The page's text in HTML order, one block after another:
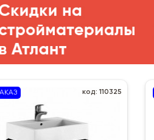
код: 110325